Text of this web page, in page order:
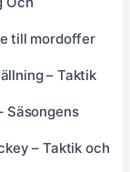
till mordoffer
– Taktik
Säsongens
– Taktik och